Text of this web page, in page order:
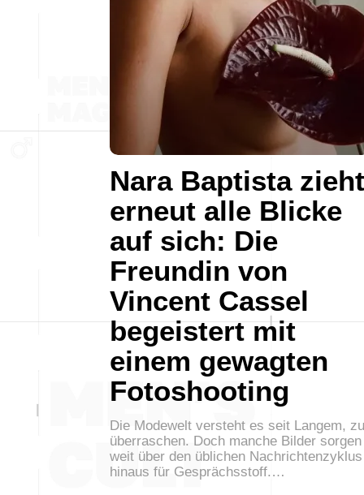
Nara Baptista zieht
erneut alle Blicke
auf sich: Die
Freundin von
Vincent Cassel
begeistert mit
einem gewagten
Fotoshooting
Die Modewelt versteht es seit Langem, zu
überraschen. Doch manche Bilder sorgen
weit über den üblichen Nachrichtenzyklus
hinaus für Gesprächsstoff.…